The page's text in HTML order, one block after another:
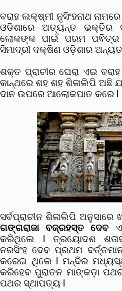
ବରାହ ଲକ୍ଷ୍ମୀ ନୃସିଂହନାଥ
ଓଡିଶାରେ ଅତ୍ୟନ୍ତ ଭକ୍ତିର
ଲୋକଙ୍କ ପାଇଁ ପରମ ପଵିତ୍ର
ସିମାଦ୍ରୀ ଦକ୍ଷିଣ ଓଡ଼ିଶାର
ଶକ୍ତ ପ୍ରାଚୀର ଘେରା ଏଇ
କାନ୍ଥରେ ଶହ ଶହ ଶିଳାଲିପି ଅଛି
ଦାନ ଉପରେ ଆଲୋକପାତ କରେ l
ସର୍ବପ୍ରାଚୀନ ଶିଳାଲିପି ଅନୁସାରେ
ଗଙ୍ଗରାଜା ବଜ୍ରହସ୍ତ ଦେବ
କରିଥିଲେ l ତ୍ରୟୋଦଶ
ନରସିଂହ ଦେବ ପ୍ରଥମ
କରେଇ ଥିଲେ l ମନ୍ଦିର
କରିହେବ ପୁରାତନ ମାଙ୍କଡ଼ା
ପଥର ସ୍ଥାପତ୍ୟ l